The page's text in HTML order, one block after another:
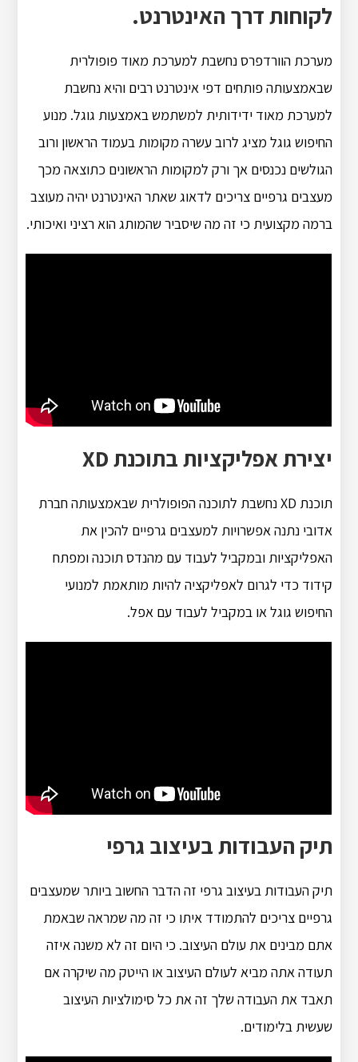
לקוחות דרך האינטרנט.
מערכת הוורדפרס נחשבת למערכת מאוד פופולרית
שבאמצעותה פותחים דפי אינטרנט רבים והיא נחשבת
למערכת מאוד ידידותית למשתמש באמצעות גוגל. מנוע
החיפוש גוגל מציג לרוב עשרה מקומות בעמוד הראשון ורוב
הגולשים נכנסים אך ורק למקומות הראשונים כתוצאה מכך
מעצבים גרפיים צריכים לדאוג שאתר האינטרנט יהיה מעוצב
ברמה מקצועית כי זה מה שיסביר שהמותג הוא רציני ואיכותי.
יצירת אפליקציות בתוכנת XD
תוכנת XD נחשבת לתוכנה הפופולרית שבאמצעותה חברת
אדובי נתנה אפשרויות למעצבים גרפיים להכין את
האפליקציות ובמקביל לעבוד עם מהנדס תוכנה ומפתח
קידוד כדי לגרום לאפליקציה להיות מותאמת למנועי
החיפוש גוגל או במקביל לעבוד עם אפל.
תיק העבודות בעיצוב גרפי
תיק העבודות בעיצוב גרפי זה הדבר החשוב ביותר שמעצבים
גרפיים צריכים להתמודד איתו כי זה מה שמראה שבאמת
אתם מבינים את עולם העיצוב. כי היום זה לא משנה איזה
תעודה אתה מביא לעולם העיצוב או הייטק מה שיקרה אם
תאבד את העבודה שלך זה את כל סימולציות העיצוב
שעשית בלימודים.